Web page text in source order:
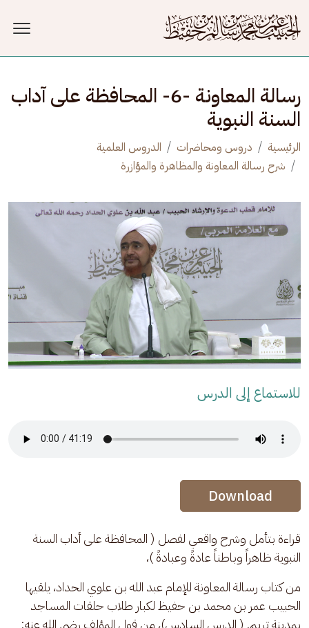
رسالة المعاونة -6- المحافظة على آداب
السنة النبوية
الرئيسية دروس ومحاضرات
الدروس العلمية
شرح رسالة المعاونة والمظاهرة والمؤازرة
للاستماع إلى الدرس
Audio Stream
Audio Stream
Download
قراءة بتأمل وشرح واقعي لفصل ( المحافظة على أداب السنة
النبوية ظاهراً وباطناً عادةً وعبادةً )،
من كتاب رسالة المعاونة للإمام عبد الله بن علوي الحداد، يلقيها
الحبيب عمر بن محمد بن حفيظ لكبار طلاب حلقات المساجد
بمدينة تريم. ( الدرس السادس)، من قول المؤلف رضي الله عنه: